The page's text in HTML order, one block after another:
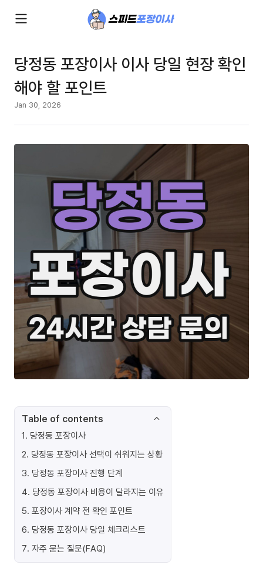
당정동 포장이사 이사 당일 현장 확인
해야 할 포인트
Jan 30, 2026
Table of contents
1. 당정동 포장이사
2. 당정동 포장이사 선택이 쉬워지는 상황
3. 당정동 포장이사 진행 단계
4. 당정동 포장이사 비용이 달라지는 이유
5. 포장이사 계약 전 확인 포인트
6. 당정동 포장이사 당일 체크리스트
7. 자주 묻는 질문(FAQ)